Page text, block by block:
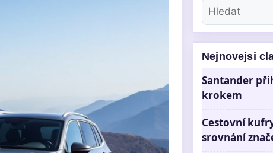
Nejnovejsi
Santander
krokem
Cestovní
srovnání